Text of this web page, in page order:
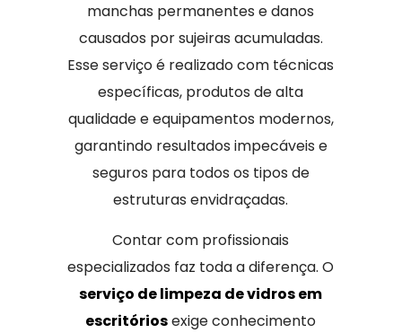
manchas permanentes e danos
causados por sujeiras acumuladas.
Esse serviço é realizado com técnicas
específicas, produtos de alta
qualidade e equipamentos modernos,
garantindo resultados impecáveis e
seguros para todos os tipos de
estruturas envidraçadas.
Contar com profissionais
especializados faz toda a diferença. O
serviço de limpeza de vidros em
escritóriosexige conhecimento